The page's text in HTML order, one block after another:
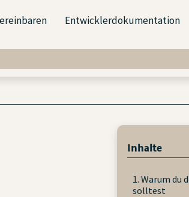
Entwicklerdokumentation
Inhalte
1. Warum du
solltest